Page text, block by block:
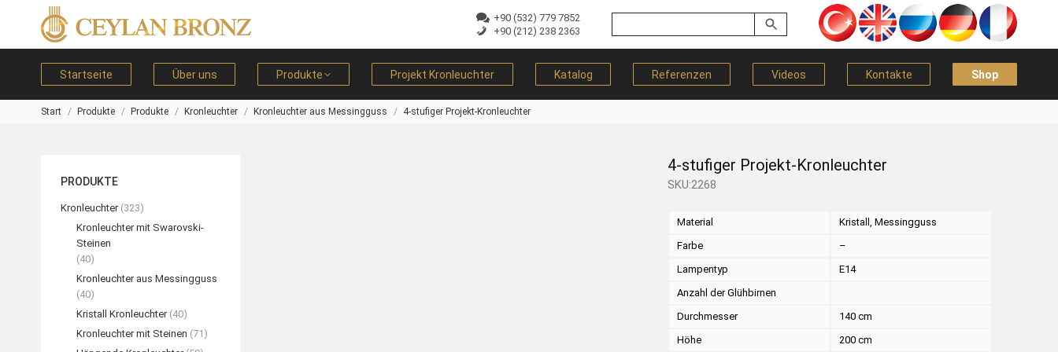
+90 (532) 779 7852
+90 (212) 238 2363
Startseite Über uns Produkte Projekt Kronleuchter Katalog Referenzen Videos Kontakte Shop
Sie befinden sich hier:
Start Produkte Produkte Kronleuchter Kronleuchter aus Messingguss 4-stufiger Projekt-Kronleuchter
4-stufiger Projekt-Kronleuchter
SKU:2268
Material
Kristall, Messingguss
Farbe
–
Lampentyp
E14
Anzahl der Glühbirnen
Durchmesser
140 cm
Höhe
200 cm
PRODUKTE
Kronleuchter (323)
Kronleuchter mit Swarovski-
Steinen
(40)
Kronleuchter aus Messingguss
(40)
Kristall Kronleuchter (40)
Kronleuchter mit Steinen (71)